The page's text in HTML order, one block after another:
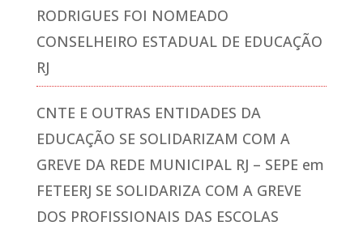
RODRIGUES FOI NOMEADO
CONSELHEIRO ESTADUAL DE EDUCAÇÃO
RJ
CNTE E OUTRAS ENTIDADES DA
EDUCAÇÃO SE SOLIDARIZAM COM A
GREVE DA REDE MUNICIPAL RJ – SEPE em
FETEERJ SE SOLIDARIZA COM A GREVE
DOS PROFISSIONAIS DAS ESCOLAS